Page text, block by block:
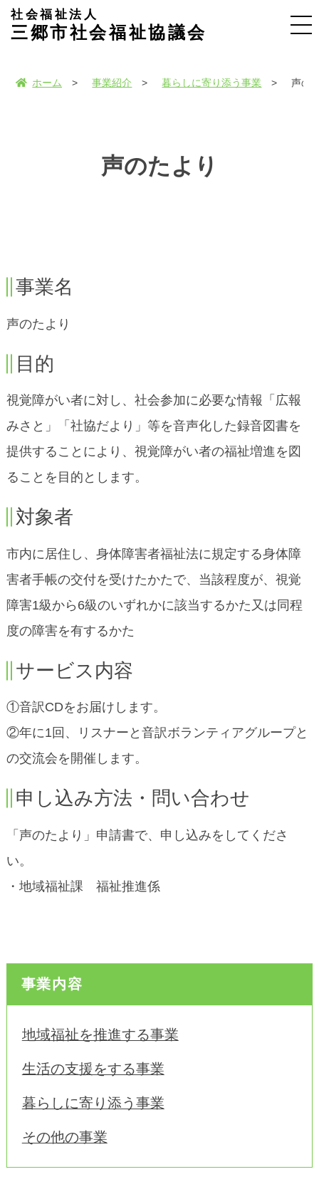
社会福祉法人
三郷市社会福祉協議会
ホーム 事業紹介 暮らしに寄り添う事業 声の
声のたより
事業名
声のたより
目的
視覚障がい者に対し、社会参加に必要な情報「広報
みさと」「社協だより」等を音声化した録音図書を
提供することにより、視覚障がい者の福祉増進を図
ることを目的とします。
対象者
市内に居住し、身体障害者福祉法に規定する身体障
害者手帳の交付を受けたかたで、当該程度が、視覚
障害1級から6級のいずれかに該当するかた又は同程
度の障害を有するかた
サービス内容
①音訳CDをお届けします。
②年に1回、リスナーと音訳ボランティアグループと
の交流会を開催します。
申し込み方法・問い合わせ
「声のたより」申請書で、申し込みをしてくださ
い。
・地域福祉課 福祉推進係
事業内容
地域福祉を推進する事業
生活の支援をする事業
暮らしに寄り添う事業
その他の事業